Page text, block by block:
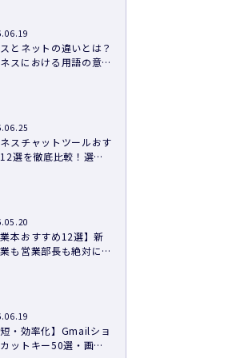
とネットの違いとは？
スにおける用語の意味
スチャットツールおす
選を徹底比較！選び
業本おすすめ12選】新
も営業部長も絶対に読
短・効率化】Gmailショ
ットキー50選・画像